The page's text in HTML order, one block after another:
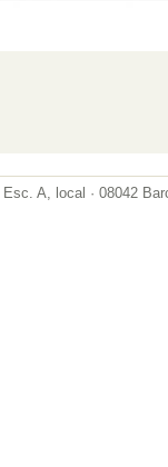
A, local · 08042